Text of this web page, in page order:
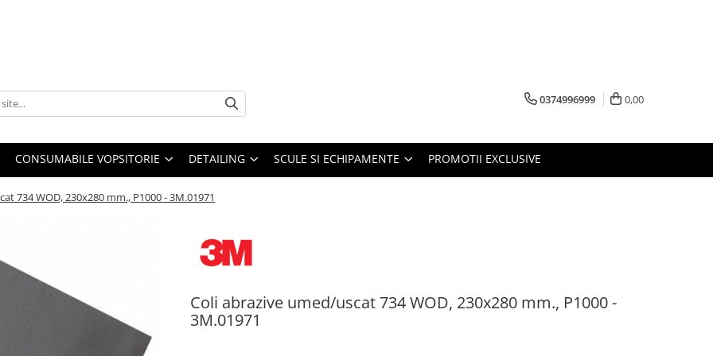
0374996999 0,00
CONSUMABILE VOPSITORIE DETAILING SCULE SI ECHIPAMENTE PROMOTII EXCLUSIVE
734 WOD, 230x280 mm., P1000 - 3M.01971
Coli abrazive umed/uscat 734 WOD, 230x280 mm., P1000 -
3M.01971